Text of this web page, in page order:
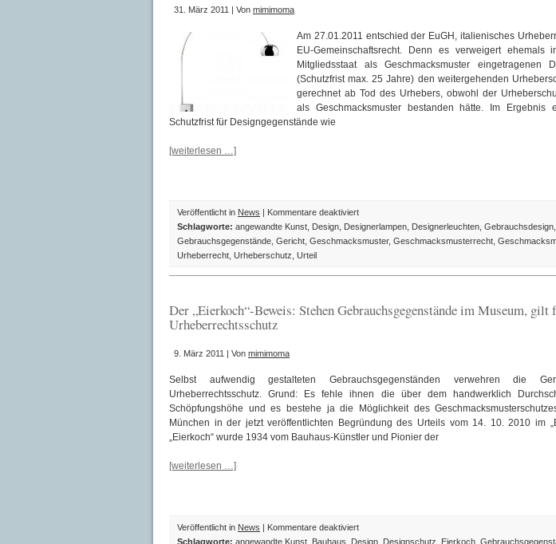
31. März 2011 | Von mimimoma
Am 27.01.2011 entschied der EuGH, italienisches
EU-Gemeinschaftsrecht. Denn es verweigert ehemals
Mitgliedsstaat als Geschmacksmuster eingetragenen
(Schutzfrist max. 25 Jahre) den weitergehenden
gerechnet ab Tod des Urhebers, obwohl der
als Geschmacksmuster bestanden hätte. Im Ergebnis
Schutzfrist für Designgegenstände wie
[weiterlesen …]
Veröffentlicht in News Kommentare deaktiviertfür
Italiens
Urheberrecht
–
Deutschland
Schlagworte: angewandte Kunst, Design, Designerlampen, Designerleuchten, Gebrauchsdesign,
Gebrauchsgegenstände, Gericht, Geschmacksmuster, Geschmacksmusterrecht,
Urheberrecht, Urheberschutz, Urteil
Der „Eierkoch“-Beweis: Stehen Gebrauchsgegenstände im Museum, gilt
Urheberrechtsschutz
9. März 2011 | Von mimimoma
Selbst aufwendig gestalteten Gebrauchsgegenständen verwehren die
Urheberrechtsschutz. Grund: Es fehle ihnen die über dem handwerklich
Schöpfungshöhe und es bestehe ja die Möglichkeit des
München in der jetzt veröffentlichten Begründung des Urteils vom 14. 10. 2010 im
„Eierkoch“ wurde 1934 vom Bauhaus-Künstler und Pionier der
[weiterlesen …]
Veröffentlicht in News Kommentare deaktiviertfür
Der
Schlagworte: angewandte Kunst, Bauhaus, Design, Designschutz, Eierkoch,